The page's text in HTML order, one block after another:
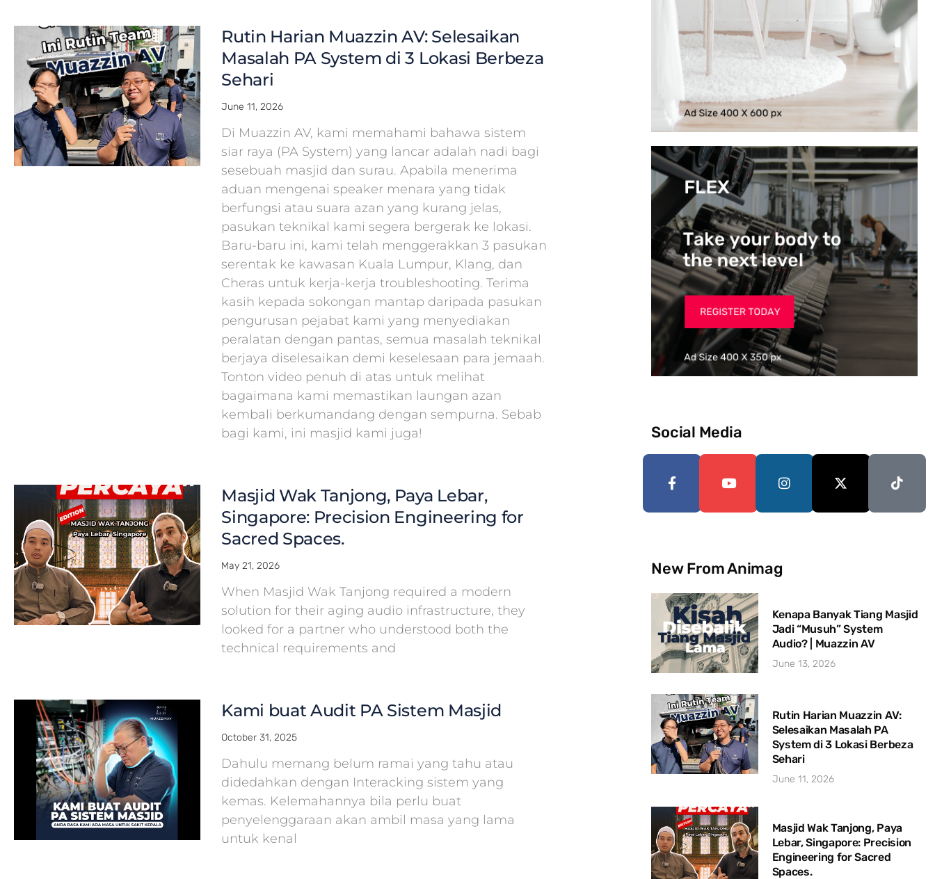
Rutin Harian Muazzin AV: Selesaikan
Masalah PA System di 3 Lokasi Berbeza
Sehari
June 11, 2026
Di Muazzin AV, kami memahami bahawa sistem
siar raya (PA System) yang lancar adalah nadi bagi
sesebuah masjid dan surau. Apabila menerima
aduan mengenai speaker menara yang tidak
berfungsi atau suara azan yang kurang jelas,
pasukan teknikal kami segera bergerak ke lokasi.
Baru-baru ini, kami telah menggerakkan 3 pasukan
serentak ke kawasan Kuala Lumpur, Klang, dan
Cheras untuk kerja-kerja troubleshooting. Terima
kasih kepada sokongan mantap daripada pasukan
pengurusan pejabat kami yang menyediakan
peralatan dengan pantas, semua masalah teknikal
berjaya diselesaikan demi keselesaan para jemaah.
Tonton video penuh di atas untuk melihat
bagaimana kami memastikan laungan azan
kembali berkumandang dengan sempurna. Sebab
bagi kami, ini masjid kami juga!
Masjid Wak Tanjong, Paya Lebar,
Singapore: Precision Engineering for
Sacred Spaces.
May 21, 2026
When Masjid Wak Tanjong required a modern
solution for their aging audio infrastructure, they
looked for a partner who understood both the
technical requirements and
Kami buat Audit PA Sistem Masjid
October 31, 2025
Dahulu memang belum ramai yang tahu atau
didedahkan dengan Interacking sistem yang
kemas. Kelemahannya bila perlu buat
penyelenggaraan akan ambil masa yang lama
untuk kenal
Social Media
New From Animag
Kenapa Banyak Tiang Masjid
Jadi “Musuh” System
Audio? | Muazzin AV
June 13, 2026
Rutin Harian Muazzin AV:
Selesaikan Masalah PA
System di 3 Lokasi Berbeza
Sehari
June 11, 2026
Masjid Wak Tanjong, Paya
Lebar, Singapore: Precision
Engineering for Sacred
Spaces.